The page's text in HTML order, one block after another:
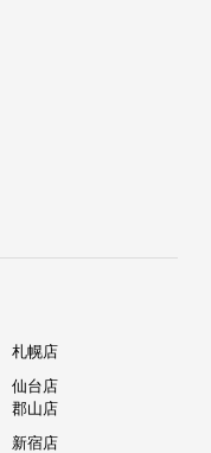
札幌店
仙台店
郡山店
新宿店